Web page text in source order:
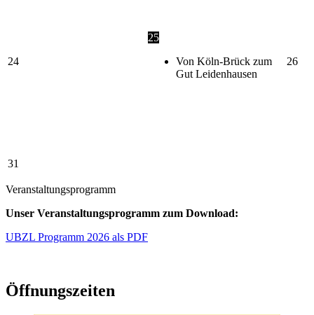
24
25
Von Köln-Brück zum
Gut Leidenhausen
26
31
Veranstaltungsprogramm
Unser Veranstaltungsprogramm zum Download:
UBZL Programm 2026 als PDF
Öffnungszeiten